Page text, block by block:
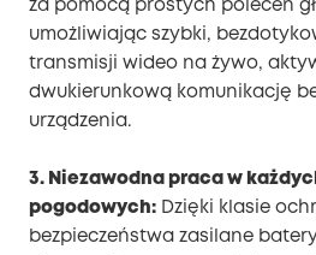
za pomocą prostych poleceń
umożliwiając szybki,
transmisji wideo na żywo,
dwukierunkową komunikację
urządzenia.
3. Niezawodna praca w
pogodowych: Dzięki klasie
bezpieczeństwa zasilane